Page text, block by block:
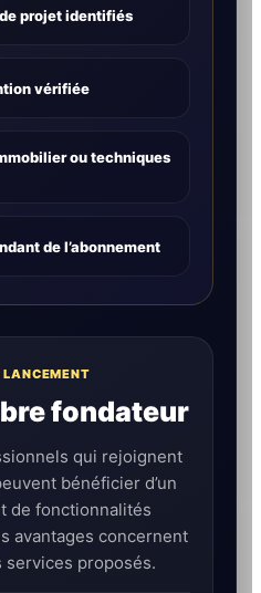
projet identifiés
vérifiée
ou techniques
de l’abonnement
LANCEMENT
fondateur
qui rejoignent
bénéficier d’un
de fonctionnalités
avantages concernent
proposés.